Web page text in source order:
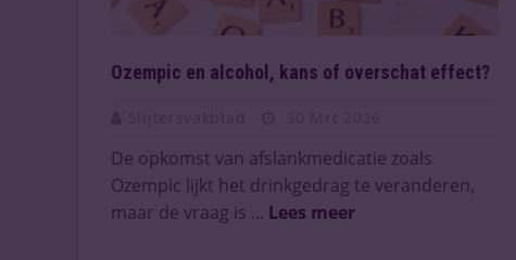
Ozempic en alcohol, kans of overschat effect?
De opkomst van afslankmedicatie zoals
Ozempic lijkt het drinkgedrag te veranderen,
maar de vraag is ... Lees meer